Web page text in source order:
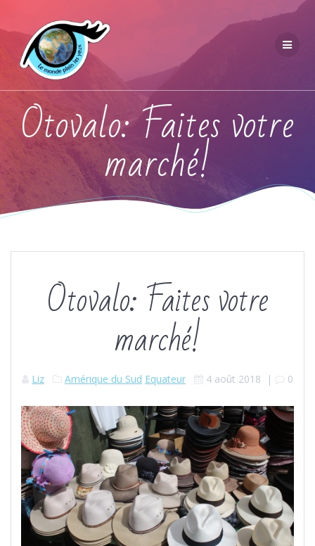
Otovalo: Faites votre
marché!
Otovalo: Faites votre
marché!
Liz Amérique du Sud Equateur 4 août 2018 | 0